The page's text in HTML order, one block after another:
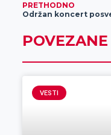
PRETHODNO
VESTI